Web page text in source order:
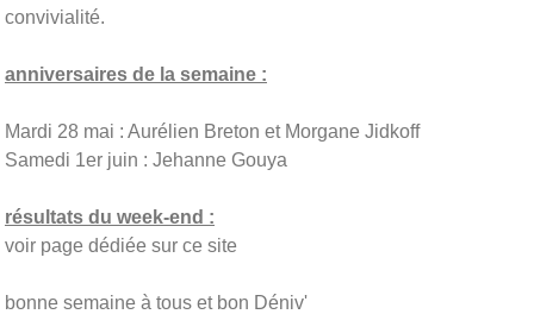
convivialité.
anniversaires de la semaine :
Mardi 28 mai : Aurélien Breton et Morgane Jidkoff
Samedi 1er juin : Jehanne Gouya
résultats du week-end :
voir page dédiée sur ce site
bonne semaine à tous et bon Déniv'